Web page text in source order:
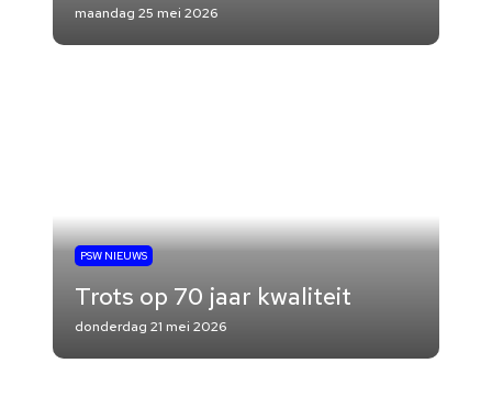
maandag 25 mei 2026
PSW NIEUWS
Trots op 70 jaar kwaliteit
donderdag 21 mei 2026